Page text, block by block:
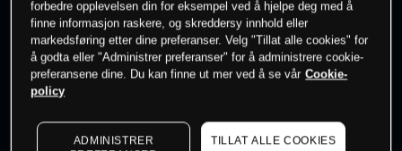
Søk om konto
forbedre opplevelsen din for eksempel ved å hjelpe deg med å
finne informasjon raskere, og skreddersy innhold eller
markedsføring etter dine preferanser. Velg "Tillat alle cookies" for
å godta eller "Administrer preferanser" for å administrere cookie-
preferansene dine. Du kan finne ut mer ved å se vår Cookie-
policy
ADMINISTRER
TILLAT ALLE COOKIES